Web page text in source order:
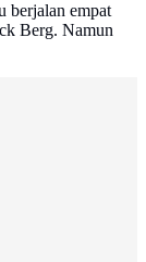
berjalan empat
Berg. Namun